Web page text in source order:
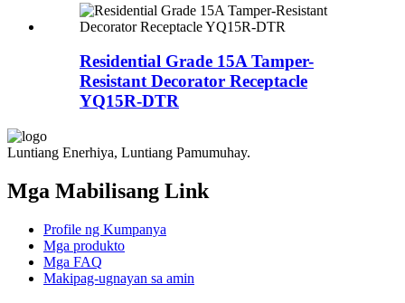
Residential Grade 15A Tamper-
Resistant Decorator Receptacle
YQ15R-DTR
Luntiang Enerhiya, Luntiang Pamumuhay.
Mga Mabilisang Link
Profile ng Kumpanya
Mga produkto
Mga FAQ
Makipag-ugnayan sa amin